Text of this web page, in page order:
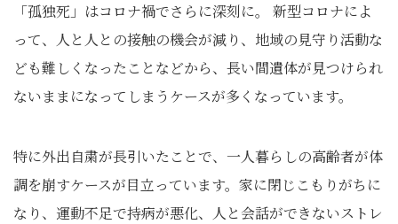
「孤独死」はコロナ禍でさらに深刻に。 新型コロナによ
って、人と人との接触の機会が減り、地域の見守り活動な
ども難しくなったことなどから、長い間遺体が見つけられ
ないままになってしまうケースが多くなっています。
特に外出自粛が長引いたことで、一人暮らしの高齢者が体
調を崩すケースが目立っています。家に閉じこもりがちに
なり、運動不足で持病が悪化、人と会話ができないストレ